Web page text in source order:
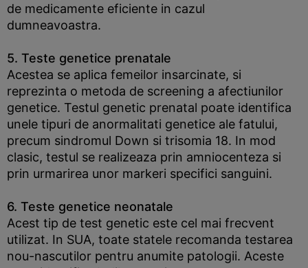
de medicamente eficiente in cazul
dumneavoastra.
5. Teste genetice prenatale
Acestea se aplica femeilor insarcinate, si
reprezinta o metoda de screening a afectiunilor
genetice. Testul genetic prenatal poate identifica
unele tipuri de anormalitati genetice ale fatului,
precum sindromul Down si trisomia 18. In mod
clasic, testul se realizeaza prin amniocenteza si
prin urmarirea unor markeri specifici sanguini.
6. Teste genetice neonatale
Acest tip de test genetic este cel mai frecvent
utilizat. In SUA, toate statele recomanda testarea
nou-nascutilor pentru anumite patologii. Aceste